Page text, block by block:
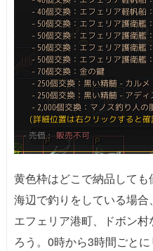
黄色枠はどこで納品して
海辺で釣りをしている場合
エフェリア港町、ドボン
ろう。0時から3時間ごとに